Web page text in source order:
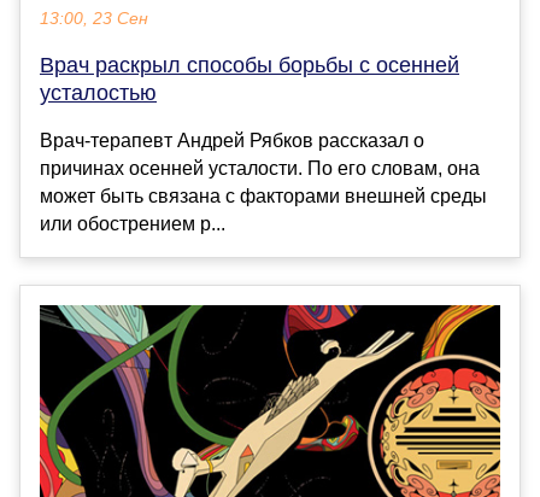
13:00, 23 Сен
Врач раскрыл способы борьбы с осенней
усталостью
Врач-терапевт Андрей Рябков рассказал о
причинах осенней усталости. По его словам, она
может быть связана с факторами внешней среды
или обострением р...